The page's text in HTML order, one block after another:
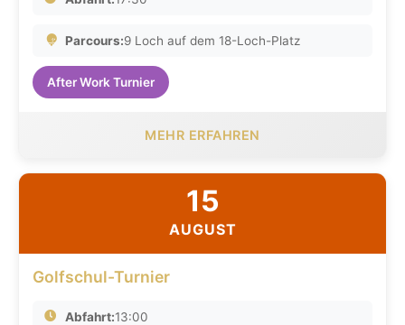
Parcours:9 Loch auf dem 18-Loch-Platz
After Work Turnier
MEHR ERFAHREN
15
AUGUST
Golfschul-Turnier
Abfahrt:13:00